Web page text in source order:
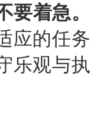
着急。
应的任务
乐观与执